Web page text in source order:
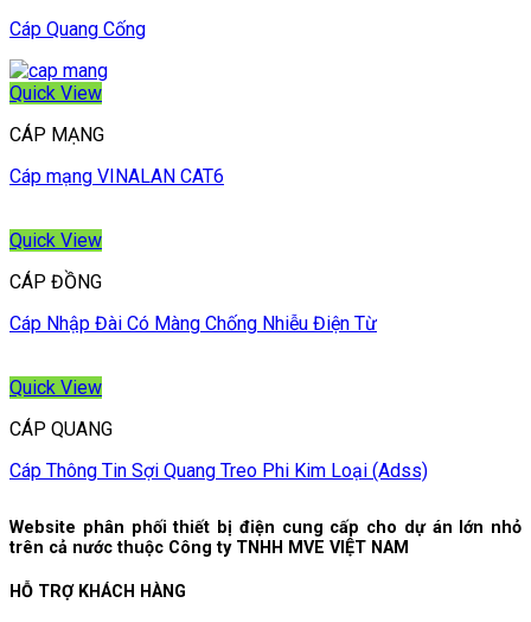
Cáp Quang Cống
Quick View
CÁP MẠNG
Cáp mạng VINALAN CAT6
Quick View
CÁP ĐỒNG
Cáp Nhập Đài Có Màng Chống Nhiễu Điện Từ
Quick View
CÁP QUANG
Cáp Thông Tin Sợi Quang Treo Phi Kim Loại (Adss)
Website phân phối thiết bị điện cung cấp cho dự án lớn nhỏ
trên cả nước thuộc Công ty TNHH MVE VIỆT NAM
HỖ TRỢ KHÁCH HÀNG